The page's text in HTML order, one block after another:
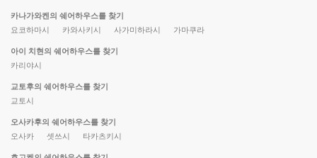
카나가와켄의 쉐어하우스를 찾기
요코하마시
카와사키시 사가미하라시 가마쿠라
아이 치현의 쉐어하우스를 찾기
카리야시
교토후의 쉐어하우스를 찾기
교토시
오사카후의 쉐어하우스를 찾기
오사카
셋쓰시 타카츠키시